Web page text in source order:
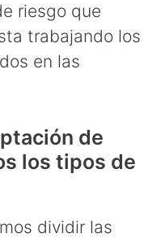
riesgo que
trabajando los
en las
de
los tipos de
dividir las